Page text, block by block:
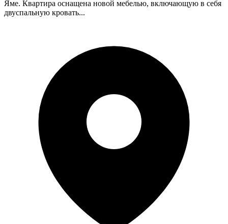
Яме. Квартира оснащена новой мебелью, включающую в себя
двуспальную кровать...